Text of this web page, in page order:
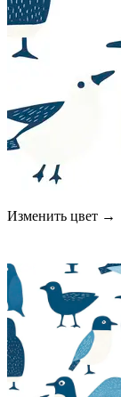
Изменить цвет →